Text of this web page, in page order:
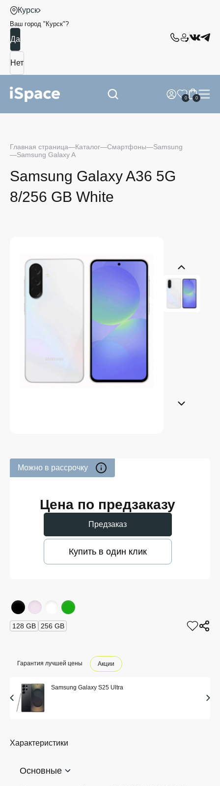
Курск
Ваш город " Курск"?
0 0
Главная страница Каталог Смартфоны
Samsung
Samsung Galaxy A
Samsung Galaxy A36 5G
8/256 GB White
Можно в рассрочку
Цена по предзаказу
Предзаказ
Купить в один клик
128 GB 256 GB
Гарантия лучшей цены Акции
Samsung Galaxy S25 Ultra
Характеристики
Основные